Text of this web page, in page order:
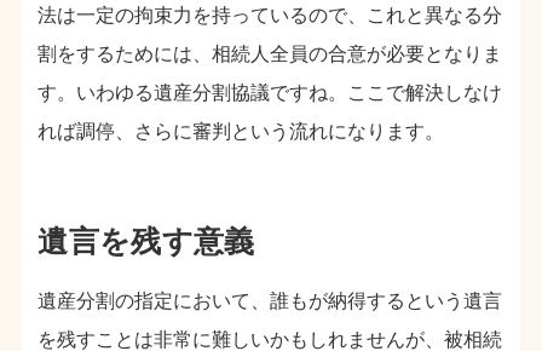
法は一定の拘束力を持っているので、これと異なる分
割をするためには、相続人全員の合意が必要となりま
す。いわゆる遺産分割協議ですね。ここで解決しなけ
れば調停、さらに審判という流れになります。
遺言を残す意義
遺産分割の指定において、誰もが納得するという遺言
を残すことは非常に難しいかもしれませんが、被相続